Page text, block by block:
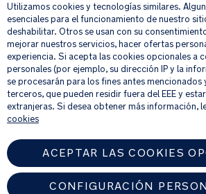
Su correo electrónico
Al proporcionar tu dirección de correo
correo electrónico nuestro boletín de noticias e
productos y ofertas que creamos que puedan ser
Si quieres más información sobre cómo
consulta nuestro
aviso de privacidad
Utilizamos cookies y tecnologías similares.
esenciales para el funcionamiento de nuestro
deshabilitar. Otros se usan con su
mejorar nuestros servicios, hacer ofertas
experiencia. Si acepta las cookies opcionales a
personales (por ejemplo, su dirección IP y la
se procesarán para los fines antes mencionados
terceros, que pueden residir fuera del EEE y
extranjeras. Si desea obtener más información,
cookies
ACEPTAR LAS COOKIES
CONFIGURACIÓN